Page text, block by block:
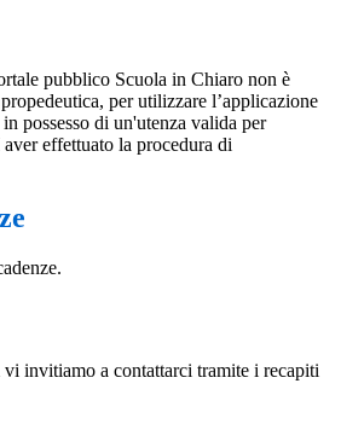
pubblico Scuola in Chiaro non è
per utilizzare l’applicazione
possesso di un'utenza valida per
effettuato la procedura di
invitiamo a contattarci tramite i recapiti